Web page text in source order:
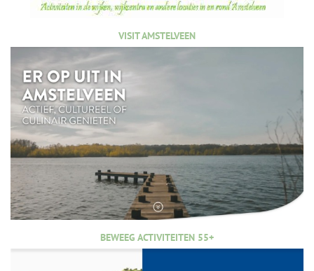
VISIT AMSTELVEEN
BEWEEG ACTIVITEITEN 55+